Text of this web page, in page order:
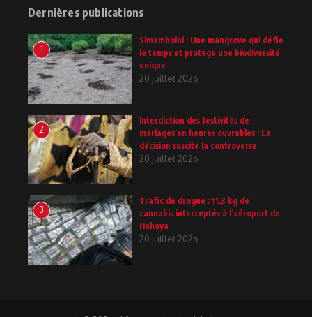
Dernières publications
1
Simamboini : Une mangrove qui défie
le temps et protège une biodiversité
unique
20 juillet 2026
2
Interdiction des festivités de
mariages en heures ouvrables : La
décision suscite la controverse
20 juillet 2026
3
Trafic de drogue : 11,3 kg de
cannabis interceptés à l’aéroport de
Hahaya
20 juillet 2026